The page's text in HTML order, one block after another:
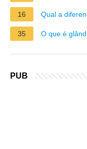
16 Qual a
35 O que é
PUB